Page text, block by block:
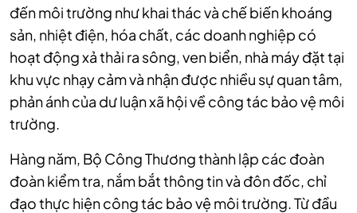
đến môi trường như khai thác và chế biến khoáng
sản, nhiệt điện, hóa chất, các doanh nghiệp có
hoạt động xả thải ra sông, ven biển, nhà máy đặt tại
khu vực nhạy cảm và nhận được nhiều sự quan tâm,
phản ánh của dư luận xã hội về công tác bảo vệ môi
trường.
Hàng năm, Bộ Công Thương thành lập các đoàn
đoàn kiểm tra, nắm bắt thông tin và đôn đốc, chỉ
đạo thực hiện công tác bảo vệ môi trường. Từ đầu